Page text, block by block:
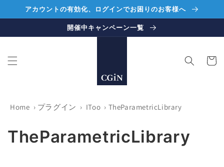
ンツに
進む
アカウントの有効化、ログインでお困りのお客様へ
開催中キャンペーン一覧
ー
Home › プラグイン › IToo › TheParametricLibrary
コ
TheParametricLibrary